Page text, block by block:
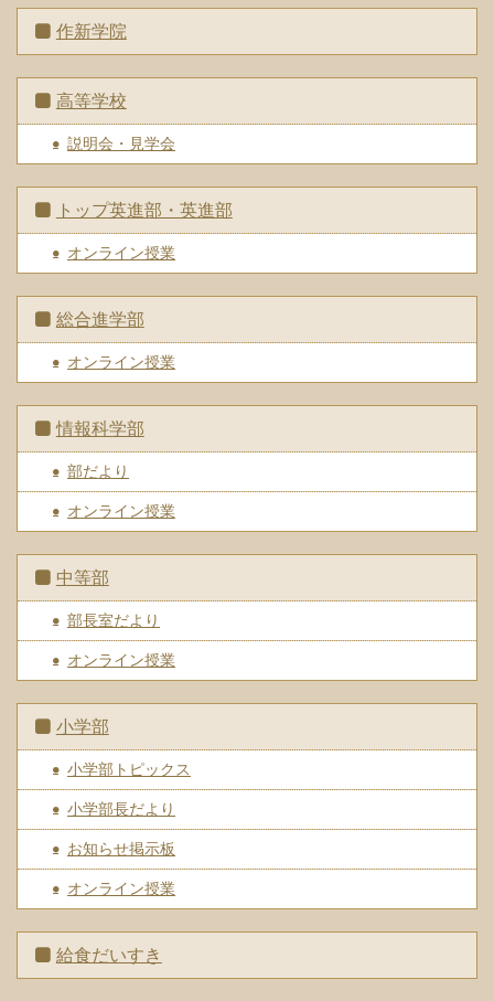
作新学院
高等学校
説明会・見学会
トップ英進部・英進部
オンライン授業
総合進学部
オンライン授業
情報科学部
部だより
オンライン授業
中等部
部長室だより
オンライン授業
小学部
小学部トピックス
小学部長だより
お知らせ掲示板
オンライン授業
給食だいすき